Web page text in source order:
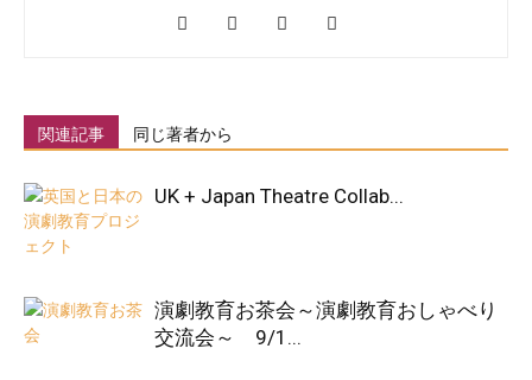
関連記事 同じ著者から
UK + Japan Theatre Collab...
演劇教育お茶会～演劇教育おしゃべり
交流会～ 9/1...